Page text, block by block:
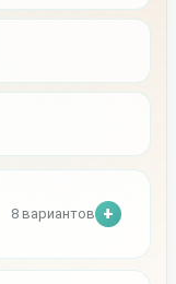
8 вариантов